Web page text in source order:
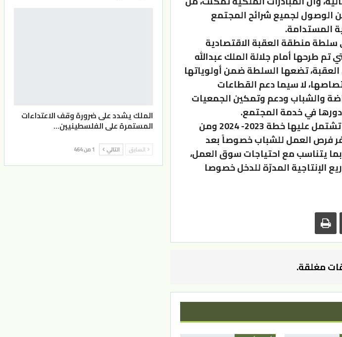
الوصول لجميع شرائح المجتمع
المستدامة.
منطقة العقبة الاقتصادية
تم طرحها أمام جلالة الملك عبدالله
العقبة، تضعها السلطة ضمن أولوياتها
لا سيما دعم القطاعات
والشباب ودعم وتمكين الجمعيات
في خدمة المجتمع.
وعرض الفايز عدداً من المشاريع التي تشتمل عليها خطة 2023- 2024 ومن
فرص العمل للشباب خصوصاً بعد
يتناسب مع احتياجات سوق العمل،
الإنتاجية المدرّة للدخل خصوصا
مغلقة.
الملك يشدد على ضرورة وقف الاعتداءات
المستمرة على الفلسطينيين…
السابق التالي 1 من 464